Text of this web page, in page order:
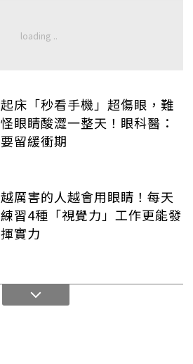
起床「秒看手機」超傷眼，難
怪眼睛酸澀一整天！眼科醫：
要留緩衝期
越厲害的人越會用眼睛！每天
練習4種「視覺力」工作更能發
揮實力